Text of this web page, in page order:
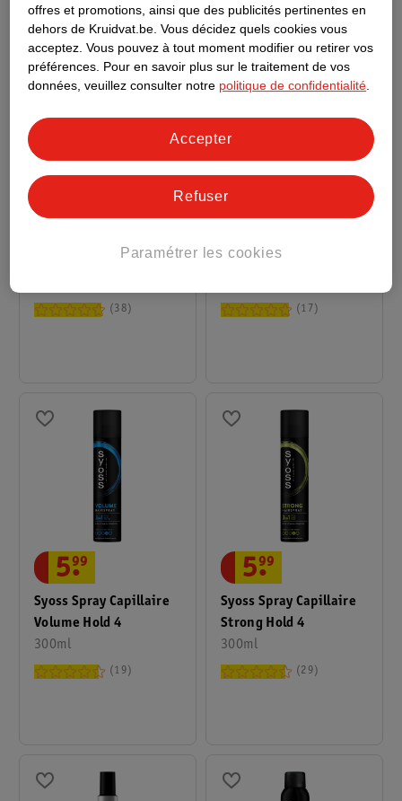
Power Hold Hold 5
38
Fullness Hold 3
17
Syoss Spray Capillaire
Volume Hold 4
300ml
5.
99
19
Syoss Spray Capillaire
Strong Hold 4
300ml
5.
99
29
offres et promotions, ainsi que des publicités pertinentes en
dehors de Kruidvat.be. Vous décidez quels cookies vous
acceptez. Vous pouvez à tout moment modifier ou retirer vos
préférences. Pour en savoir plus sur le traitement de vos
données, veuillez consulter notre politique de confidentialité
Paramétrer les cookies
Refuser
Accepter